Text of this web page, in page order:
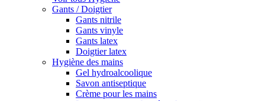
Gants / Doigtier
Gants nitrile
Gants vinyle
Gants latex
Doigtier latex
Hygiène des mains
Gel hydroalcoolique
Savon antiseptique
Crème pour les mains